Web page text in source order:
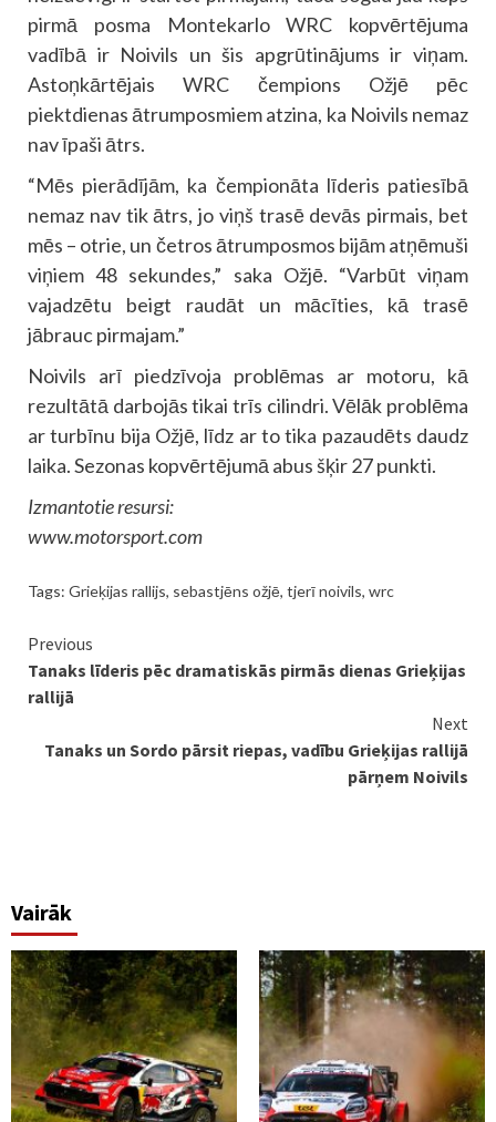
pirmā posma Montekarlo WRC kopvērtējuma
vadībā ir Noivils un šis apgrūtinājums ir viņam.
Astoņkārtējais WRC čempions Ožjē pēc
piektdienas ātrumposmiem atzina, ka Noivils nemaz
nav īpaši ātrs.
“Mēs pierādījām, ka čempionāta līderis patiesībā
nemaz nav tik ātrs, jo viņš trasē devās pirmais, bet
mēs – otrie, un četros ātrumposmos bijām atņēmuši
viņiem 48 sekundes,” saka Ožjē. “Varbūt viņam
vajadzētu beigt raudāt un mācīties, kā trasē
jābrauc pirmajam.”
Noivils arī piedzīvoja problēmas ar motoru, kā
rezultātā darbojās tikai trīs cilindri. Vēlāk problēma
ar turbīnu bija Ožjē, līdz ar to tika pazaudēts daudz
laika. Sezonas kopvērtējumā abus šķir 27 punkti.
Izmantotie resursi:
www.motorsport.com
Tags: Grieķijas rallijs, sebastjēns ožjē, tjerī noivils, wrc
Continue
Reading
Previous
Tanaks līderis pēc dramatiskās pirmās dienas Grieķijas
rallijā
Next
Tanaks un Sordo pārsit riepas, vadību Grieķijas rallijā
pārņem Noivils
Vairāk